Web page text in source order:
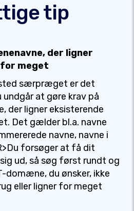
tip
der ligner
meget
særpræget er det
at gøre krav på
der ligner eksisterende
Det gælder bl.a. navne
navne, navne i
forsøger at få dit
ud, så søg først rundt og
domæne, du ønsker, ikke
eller ligner for meget